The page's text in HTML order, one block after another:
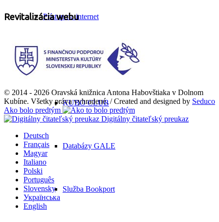
Prístup na internet
E-knihy
KUBO CLUB
Databázy GALE
Služba Bookport
Revitalizácia webu
© 2014 - 2026 Oravská knižnica Antona Habovštiaka v Dolnom
Kubíne. Všetky práva vyhradené. / Created and designed by Seduco
Ako bolo predtým
Digitálny čitateľský preukaz
Deutsch
Français
Magyar
Italiano
Polski
Português
Slovensky
Українська
English